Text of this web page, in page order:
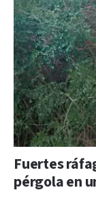
Fuertes
pérgola en